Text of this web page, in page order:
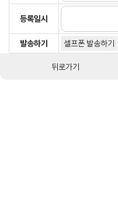
등록일시
발송하기 셀프폰 발송하기
뒤로가기